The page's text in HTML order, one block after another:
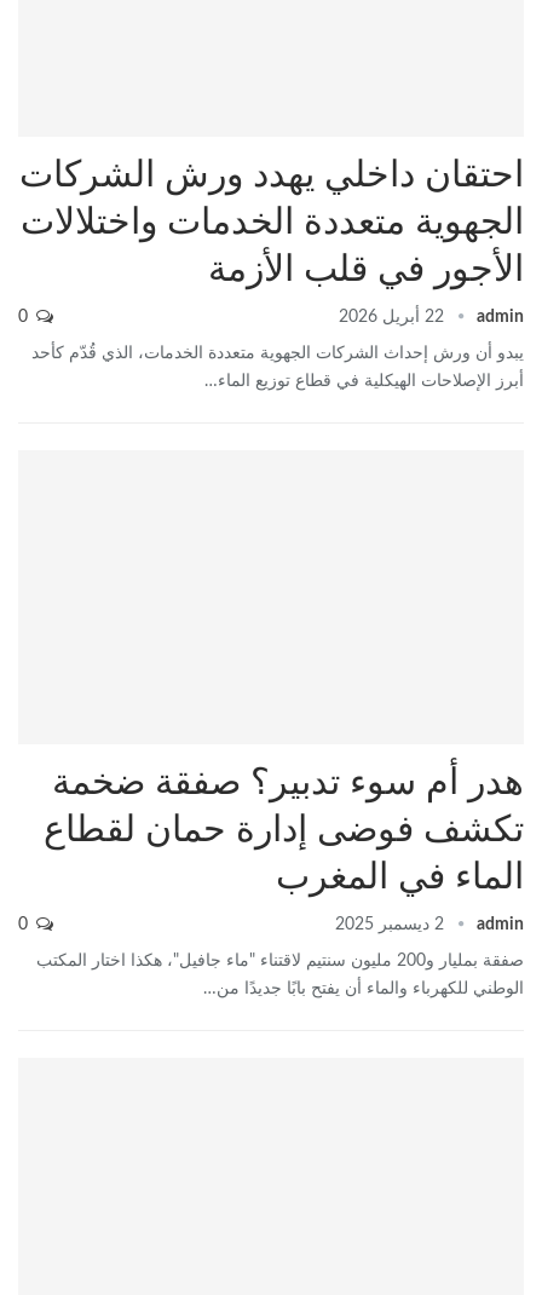
احتقان داخلي يهدد ورش الشركات
الجهوية متعددة الخدمات واختلالات
الأجور في قلب الأزمة
admin 22 أبريل 2026
يبدو أن ورش إحداث الشركات الجهوية متعددة الخدمات، الذي قُدّم كأحد
أبرز الإصلاحات الهيكلية في قطاع توزيع الماء…
هدر أم سوء تدبير؟ صفقة ضخمة
تكشف فوضى إدارة حمان لقطاع
الماء في المغرب
admin 2 ديسمبر 2025
صفقة بمليار و200 مليون سنتيم لاقتناء "ماء جافيل"، هكذا اختار المكتب
الوطني للكهرباء والماء أن يفتح بابًا جديدًا من…